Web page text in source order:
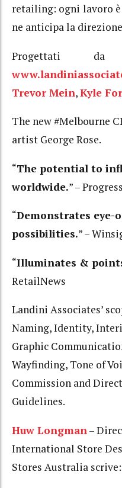
retailing: ogni lavoro
ne anticipa la
Progettati da
Trevor Mein,Kyle
The new #Melbourne
artist George Rose.
“The potential to
worldwide.” –
“Demonstrates eye-
possibilities.” –
“Illuminates &
RetailNews
Landini Associates’
Naming, Identity,
Graphic
Wayfinding, Tone of
Commission and
Guidelines.
Huw Longman –
International Store
Stores Australia scrive: